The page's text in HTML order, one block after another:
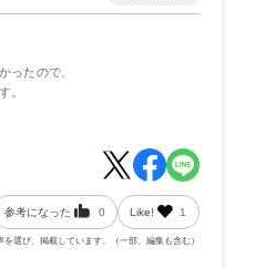
ったので、
。
参考になった 0 Like! 1
選び、掲載しています。（一部、編集も含む）